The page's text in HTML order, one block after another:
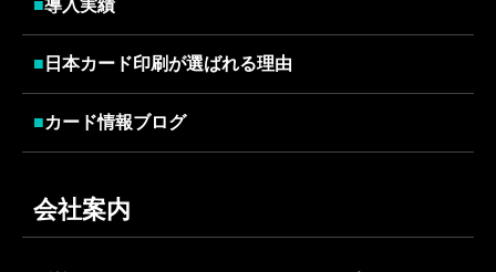
■導入実績
■ 日本カード印刷が選ばれる理由
■カード情報ブログ
会社案内